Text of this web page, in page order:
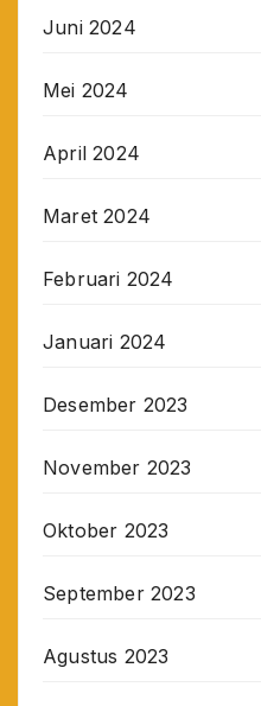
Juni 2024
Mei 2024
April 2024
Maret 2024
Februari 2024
Januari 2024
Desember 2023
November 2023
Oktober 2023
September 2023
Agustus 2023